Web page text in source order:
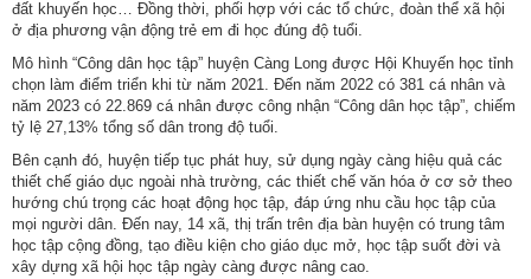
đua
Chính
trị
-
Kinh
tế
-
Xã
hội
đất khuyến học… Đồng thời, phối hợp với các tổ chức, đoàn thể xã hội
ở địa phương vận động trẻ em đi học đúng độ tuổi.
Mô hình “Công dân học tập” huyện Càng Long được Hội Khuyến học tỉnh
chọn làm điểm triển khi từ năm 2021. Đến năm 2022 có 381 cá nhân và
năm 2023 có 22.869 cá nhân được công nhận “Công dân học tập”, chiếm
tỷ lệ 27,13% tổng số dân trong độ tuổi.
Bên cạnh đó, huyện tiếp tục phát huy, sử dụng ngày càng hiệu quả các
thiết chế giáo dục ngoài nhà trường, các thiết chế văn hóa ở cơ sở theo
hướng chú trọng các hoạt động học tập, đáp ứng nhu cầu học tập của
mọi người dân. Đến nay, 14 xã, thị trấn trên địa bàn huyện có trung tâm
học tập cộng đồng, tạo điều kiện cho giáo dục mở, học tập suốt đời và
xây dựng xã hội học tập ngày càng được nâng cao.